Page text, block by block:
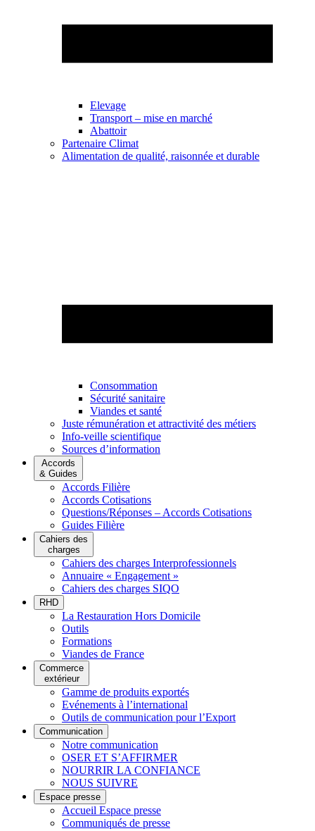
Elevage
Transport – mise en marché
Abattoir
Partenaire Climat
Alimentation de qualité, raisonnée et durable
Consommation
Sécurité sanitaire
Viandes et santé
Juste rémunération et attractivité des métiers
Info-veille scientifique
Sources d’information
Accords
& Guides
Accords Filière
Accords Cotisations
Questions/Réponses – Accords Cotisations
Guides Filière
Cahiers des
charges
Cahiers des charges Interprofessionnels
Annuaire « Engagement »
Cahiers des charges SIQO
RHD
La Restauration Hors Domicile
Outils
Formations
Viandes de France
Commerce
extérieur
Gamme de produits exportés
Evénements à l’international
Outils de communication pour l’Export
Communication
Notre communication
OSER ET S’AFFIRMER
NOURRIR LA CONFIANCE
NOUS SUIVRE
Espace presse
Accueil Espace presse
Communiqués de presse